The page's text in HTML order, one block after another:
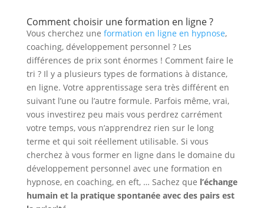
Comment choisir une formation en ligne ?
Vous cherchez une formation en ligne en hypnose,
coaching, développement personnel ? Les
différences de prix sont énormes ! Comment faire le
tri ? Il y a plusieurs types de formations à distance,
en ligne. Votre apprentissage sera très différent en
suivant l’une ou l’autre formule. Parfois même, vrai,
vous investirez peu mais vous perdrez carrément
votre temps, vous n’apprendrez rien sur le long
terme et qui soit réellement utilisable. Si vous
cherchez à vous former en ligne dans le domaine du
développement personnel avec une formation en
hypnose, en coaching, en eft, … Sachez que l’échange
humain et la pratique spontanée avec des pairs est